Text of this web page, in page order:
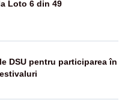
Loto 6 din 49
DSU pentru participarea în